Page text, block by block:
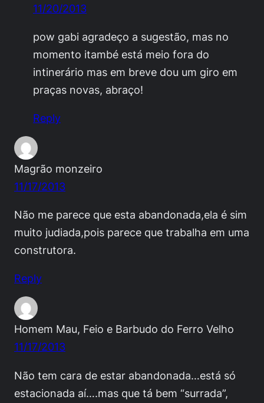
11/20/2013
pow gabi agradeço a sugestão, mas no
momento itambé está meio fora do
intinerário mas em breve dou um giro em
praças novas, abraço!
Reply
Magrão monzeiro
11/17/2013
Não me parece que esta abandonada,ela é sim
muito judiada,pois parece que trabalha em uma
construtora.
Reply
Homem Mau, Feio e Barbudo do Ferro Velho
11/17/2013
Não tem cara de estar abandonada…está só
estacionada aí….mas que tá bem “surrada”,